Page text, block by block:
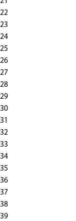
22
23
24
25
26
27
28
29
30
31
32
33
34
35
36
37
38
39